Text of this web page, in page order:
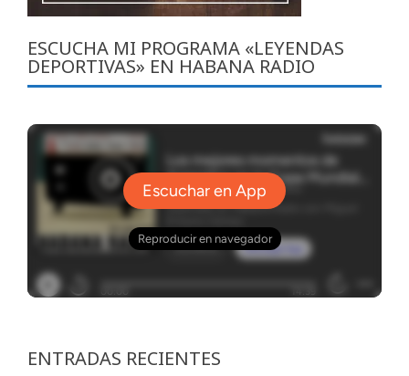
ESCUCHA MI PROGRAMA «LEYENDAS
DEPORTIVAS» EN HABANA RADIO
ENTRADAS RECIENTES